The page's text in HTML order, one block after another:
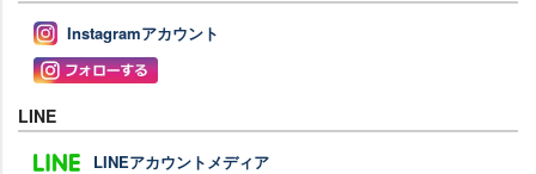
Instagramアカウント
LINE
LINEアカウントメディア